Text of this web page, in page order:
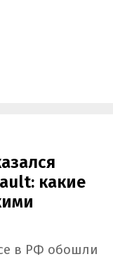
какие
в РФ обошли